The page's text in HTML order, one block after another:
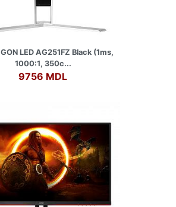
LED AG251FZ Black (1ms,
1000:1, 350c...
9756 MDL